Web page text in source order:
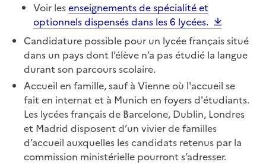
Voir lesenseignements de spécialité et
optionnels dispensés dans les 6 lycées.
Candidature possible pour un lycée français situé
dans un pays dont l’élève n’a pas étudié la langue
durant son parcours scolaire.
Accueil en famille, sauf à Vienne où l'accueil se
fait en internat et à Munich en foyers d'étudiants.
Les lycées français de Barcelone, Dublin, Londres
et Madrid disposent d’un vivier de familles
d’accueil auxquelles les candidats retenus par la
commission ministérielle pourront s’adresser.